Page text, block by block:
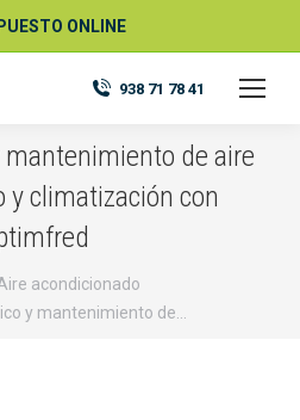
ONLINE
938 71 78 41
mantenimiento de aire
y climatización con
acondicionado
y mantenimiento de…